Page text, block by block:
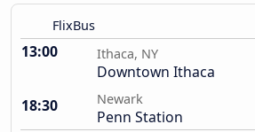
FlixBus
13:00 Ithaca, NY
Downtown Ithaca
18:30
Newark
Penn Station